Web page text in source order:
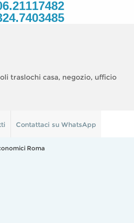
traslochi casa, negozio, ufficio
Contattaci su WhatsApp
Roma